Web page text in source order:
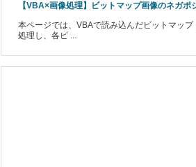
【VBA×画像処理】ビットマップ画像のネガポ
本ページでは、VBAで読み込んだビットマッ
処理し、各ピ ...